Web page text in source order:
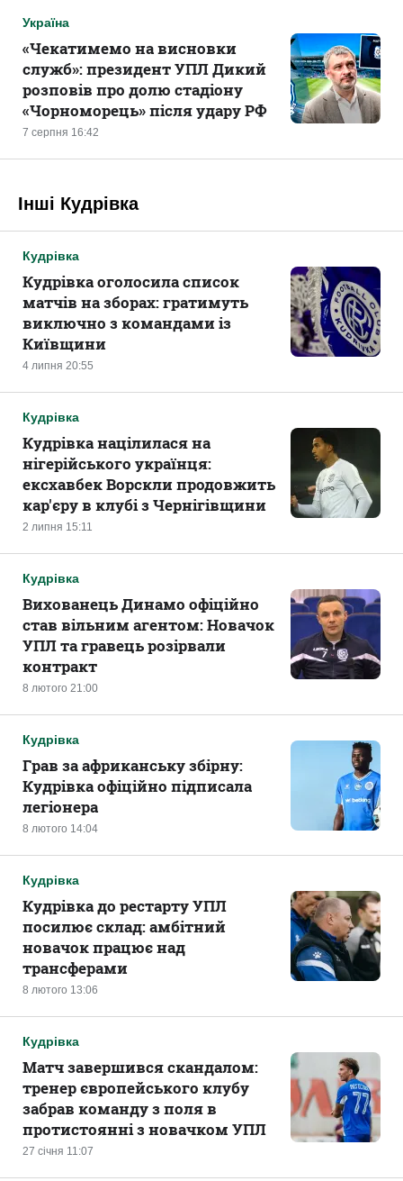
Україна
7 серпня 16:42
«Чекатимемо на висновки
служб»: президент УПЛ Дикий
розповів про долю стадіону
«Чорноморець» після удару РФ
Інші Кудрівка
Кудрівка
4 липня 20:55
Кудрівка оголосила список
матчів на зборах: гратимуть
виключно з командами із
Київщини
Кудрівка
2 липня 15:11
Кудрівка націлилася на
нігерійського українця:
ексхавбек Ворскли продовжить
кар'єру в клубі з Чернігівщини
Кудрівка
8 лютого 21:00
Вихованець Динамо офіційно
став вільним агентом: Новачок
УПЛ та гравець розірвали
контракт
Кудрівка
8 лютого 14:04
Грав за африканську збірну:
Кудрівка офіційно підписала
легіонера
Кудрівка
8 лютого 13:06
Кудрівка до рестарту УПЛ
посилює склад: амбітний
новачок працює над
трансферами
Кудрівка
27 січня 11:07
Матч завершився скандалом:
тренер європейського клубу
забрав команду з поля в
протистоянні з новачком УПЛ